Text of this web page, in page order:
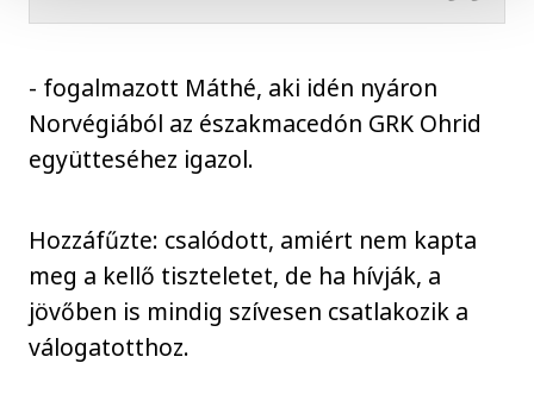
- fogalmazott Máthé, aki idén nyáron
Norvégiából az északmacedón GRK Ohrid
együtteséhez igazol.
Hozzáfűzte: csalódott, amiért nem kapta
meg a kellő tiszteletet, de ha hívják, a
jövőben is mindig szívesen csatlakozik a
válogatotthoz.